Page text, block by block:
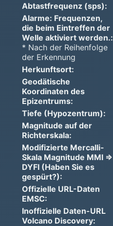
Abtastfrequenz (sps):
Alarme: Frequenzen,
die beim Eintreffen der
Welle aktiviert werden.:
* Nach der Reihenfolge
der Erkennung
Herkunftsort:
Geodätische
Koordinaten des
Epizentrums:
Tiefe (Hypozentrum):
Magnitude auf der
Richterskala:
Modifizierte Mercalli-
Skala Magnitude MMI =>
DYFI (Haben Sie es
gespürt?):
Offizielle URL-Daten
EMSC:
Inoffizielle Daten-URL
Volcano Discovery: